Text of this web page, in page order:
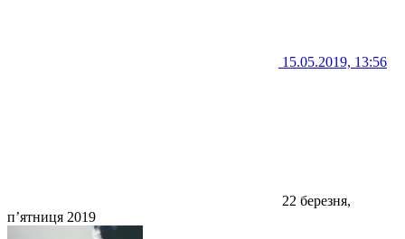
15.05.2019, 13:56
22 березня,
п’ятниця 2019